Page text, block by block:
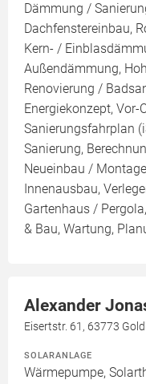
Dämmung /
Dachfenstereinbau,
Kern- /
Außendämmung,
Renovierung /
Energiekonzept,
Sanierungsfahrplan
Sanierung,
Neueinbau /
Innenausbau,
Gartenhaus /
& Bau, Wartung,
Alexander
Eisertstr. 61, 63773
SOLARANLAGE
Wärmepumpe,